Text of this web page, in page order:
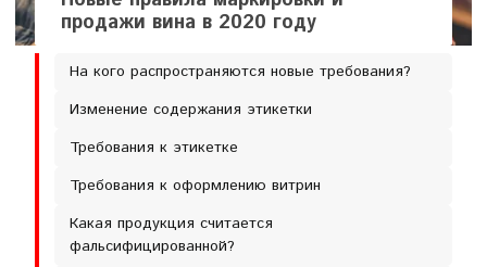
продажи вина в 2020 году
На кого распространяются новые требования?
Изменение содержания этикетки
Требования к этикетке
Требования к оформлению витрин
Какая продукция считается
фальсифицированной?